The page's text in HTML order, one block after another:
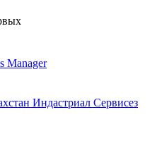
Manager
Индастриал Сервисез